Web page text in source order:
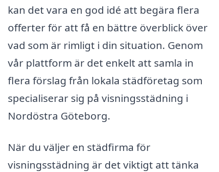
kan det vara en god idé att begära flera
offerter för att få en bättre överblick över
vad som är rimligt i din situation. Genom
vår plattform är det enkelt att samla in
flera förslag från lokala städföretag som
specialiserar sig på visningsstädning i
Nordöstra Göteborg.
När du väljer en städfirma för
visningsstädning är det viktigt att tänka